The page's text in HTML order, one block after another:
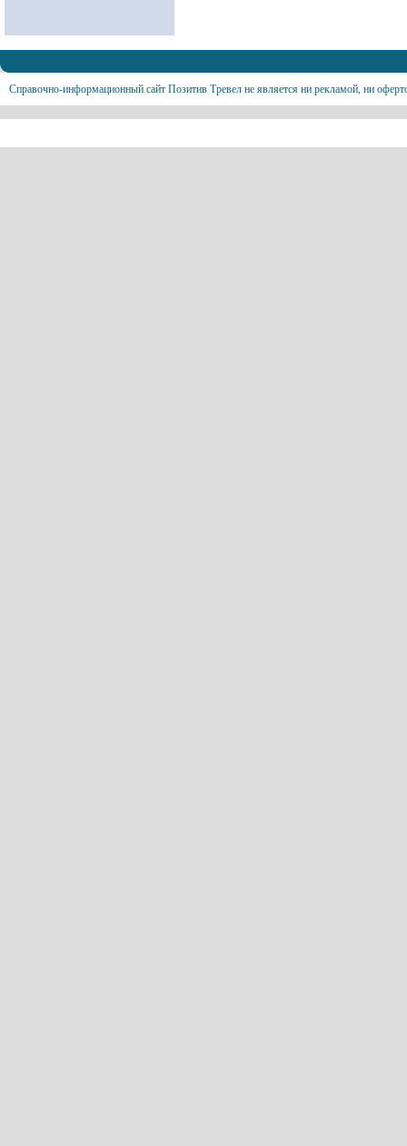
Справочно-информационный сайт Позитив Тревел не является ни рекламой, ни